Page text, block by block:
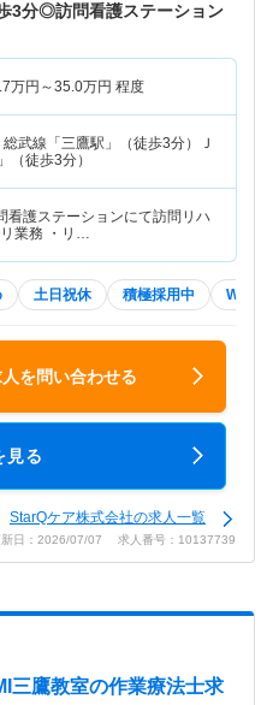
3分◎訪問看護ステーション
万円～35.0万円 程度
総武線「三鷹駅」（徒歩3分）Ｊ
（徒歩3分）
看護ステーションにて訪問リハ
業務 ・リ…
土日祝休 積極採用中 WEB
を問い合わせる
見る
StarQケア株式会社の求人一覧
新日：2026/07/07 求人番号：10137739
三鷹教室の作業療法士求